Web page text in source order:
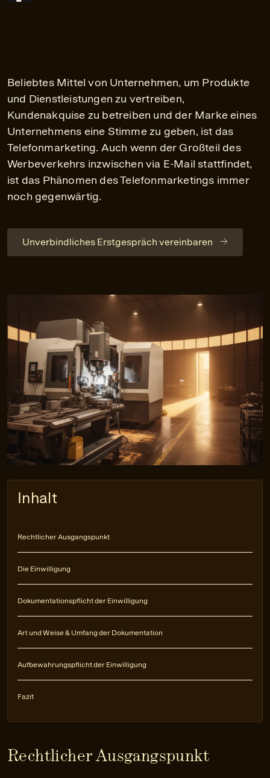
Beliebtes Mittel von Unternehmen, um Produkte
und Dienstleistungen zu vertreiben,
Kundenakquise zu betreiben und der Marke eines
Unternehmens eine Stimme zu geben, ist das
Telefonmarketing. Auch wenn der Großteil des
Werbeverkehrs inzwischen via E-Mail stattfindet,
ist das Phänomen des Telefonmarketings immer
noch gegenwärtig.
Unverbindliches Erstgespräch vereinbaren
Inhalt
Rechtlicher Ausgangspunkt
Die Einwilligung
Dokumentationspflicht der Einwilligung
Art und Weise & Umfang der Dokumentation
Aufbewahrungspflicht der Einwilligung
Fazit
Rechtlicher Ausgangspunkt